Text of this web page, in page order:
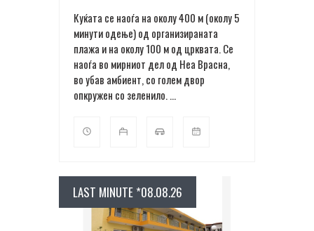
Куќата се наоѓа на околу 400 м (околу 5
минути одење) од организираната
плажа и на околу 100 м од црквата. Се
наоѓа во мирниот дел од Неа Врасна,
во убав амбиент, со голем двор
опкружен со зеленило. ...
LAST MINUTE *08.08.26
ПОВЕЌЕ ДЕТАЛИ